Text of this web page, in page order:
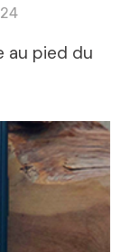
au pied du